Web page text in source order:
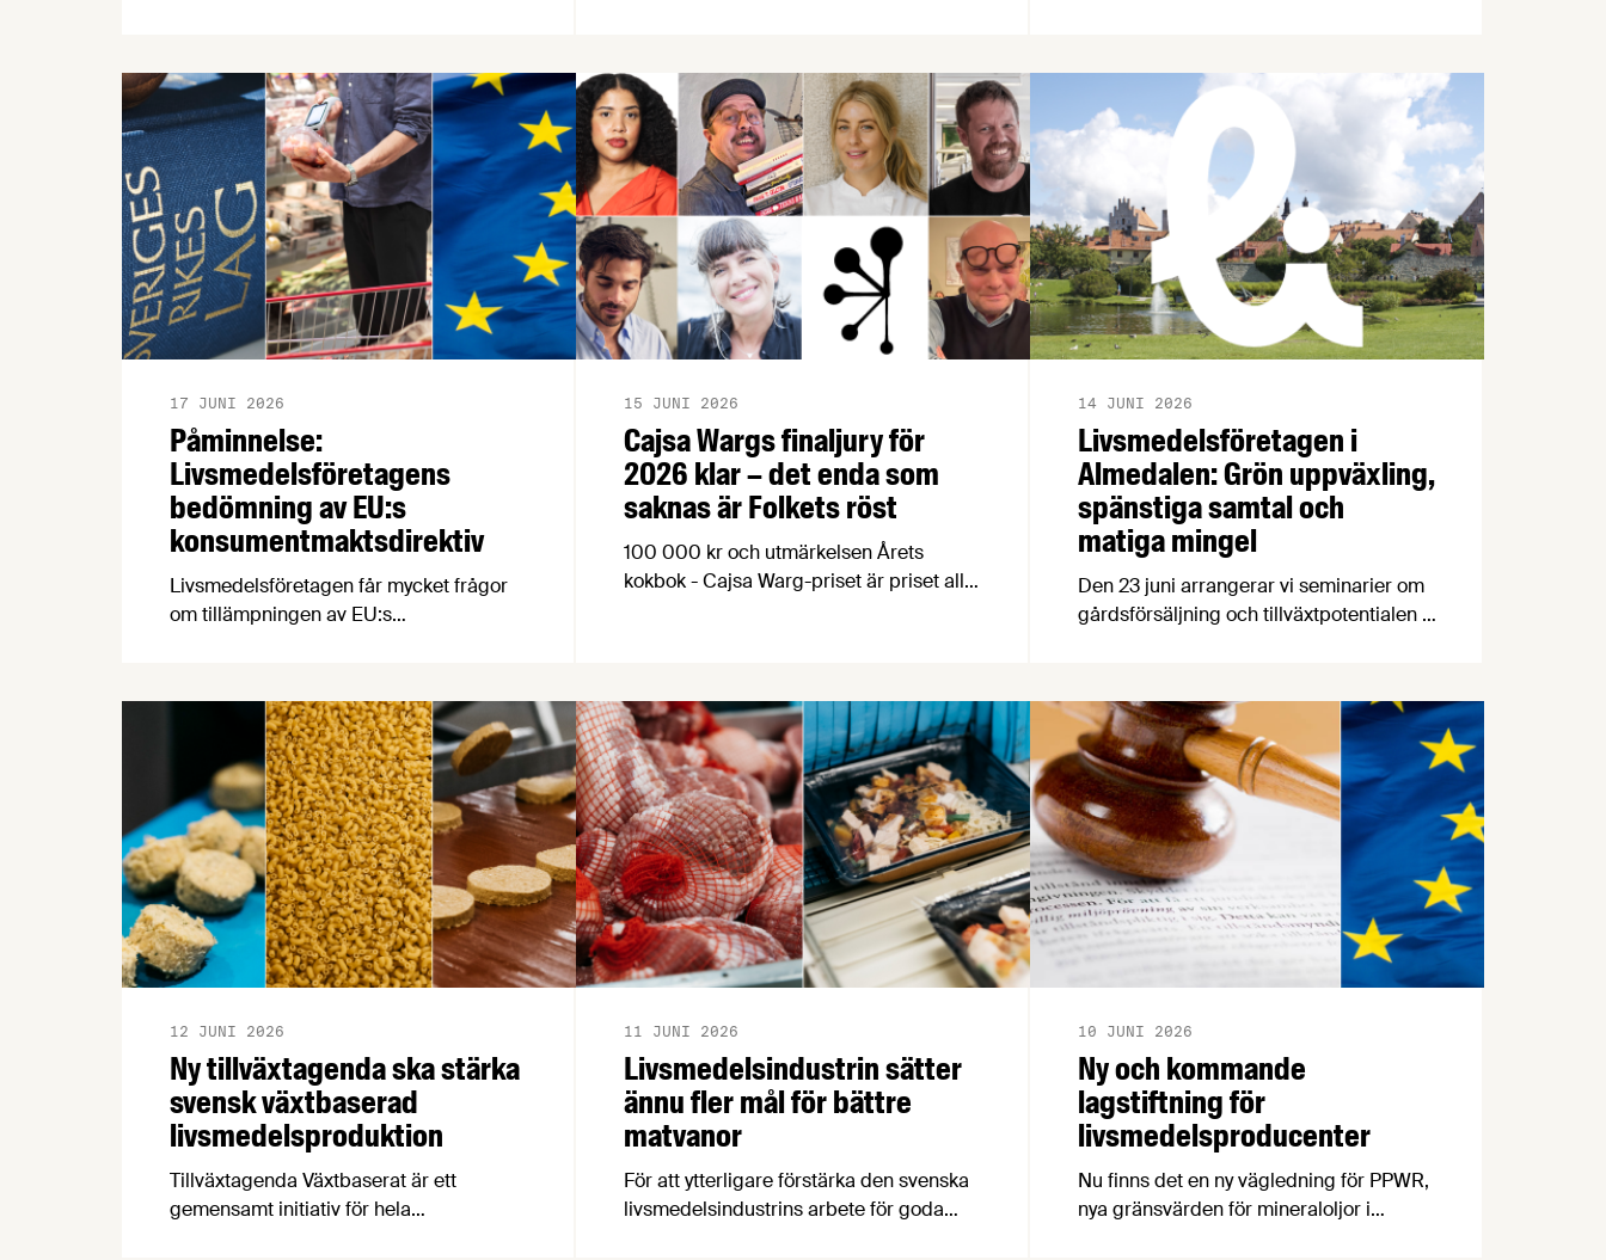
Beslutet välkomnas av
Livsmedelsföretagen, som ser
regelverket som ett viktigt steg för
innovation, konkurrenskraft och en mer
motståndskraftig europeisk
livsmedelskedja.
mellan Naturvårdsverket och
Livsmedelsföretagen har myndigheten
nu meddelat att tillverkare inte kommer
behöva ange postadress på sina
förpackningar.
halvdagsseminarium om arbetsmiljö.
Seminarierna äger rum i höst på sju olika
orter.
Påminnelse:
Livsmedelsföretagens
bedömning av EU:s
konsumentmaktsdirektiv
17 JUNI 2026
Livsmedelsföretagen får mycket frågor
om tillämpningen av EU:s
anledning av detta vill vi påminna om
den bedömning av tillämpningen av
direktivet som vi publicerade i april i år.
Cajsa Wargs finaljury för
2026 klar – det enda som
saknas är Folkets röst
15 JUNI 2026
100 000 kr och utmärkelsen Årets
kokbok - Cajsa Warg-priset är priset alla
kokbokssamlare och en legendarisk
matfotograf. Dessutom har alla
kokboksälskare möjlighet att söka till att
bli en del av finaljuryn som Folkets röst.
Livsmedelsföretagen i
Almedalen: Grön uppväxling,
spänstiga samtal och
matiga mingel
14 JUNI 2026
Den 23 juni arrangerar vi seminarier om
gårdsförsäljning och tillväxtpotentialen i
arrangerar vi seminarium om hållbarhet
och transporter samt ett gemensamt
branschmingel med LRF och Svensk
Dagligvaruhandel. Så tveka inte, kom till
Almedalen!
Ny tillväxtagenda ska stärka
svensk växtbaserad
livsmedelsproduktion
12 JUNI 2026
Tillväxtagenda Växtbaserat är ett
gemensamt initiativ för hela
Livsmedelsindustrin sätter
ännu fler mål för bättre
matvanor
11 JUNI 2026
För att ytterligare förstärka den svenska
livsmedelsindustrins arbete för goda
Ny och kommande
lagstiftning för
livsmedelsproducenter
10 JUNI 2026
Nu finns det en ny vägledning för PPWR,
nya gränsvärden för mineraloljor i